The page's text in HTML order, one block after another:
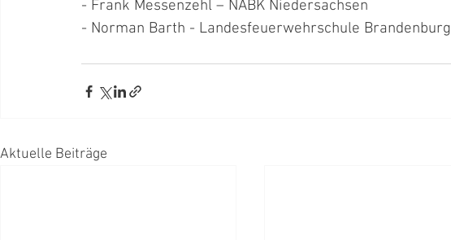
- Frank Messenzehl – NABK Niedersachsen
- Norman Barth - Landesfeuerwehrschule Brandenburg
Aktuelle Beiträge